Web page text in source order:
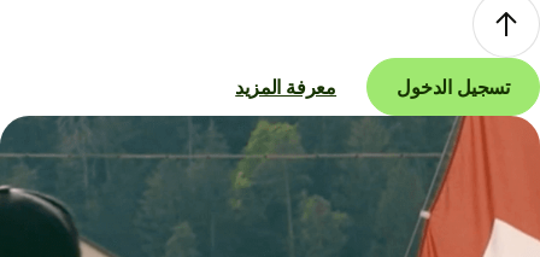
تسجيل الدخول معرفة المزيد